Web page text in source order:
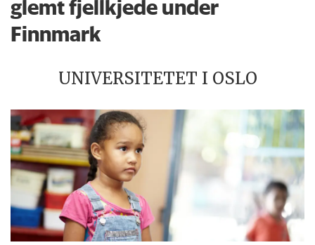
glemt fjellkjede under
Finnmark
UNIVERSITETET I OSLO